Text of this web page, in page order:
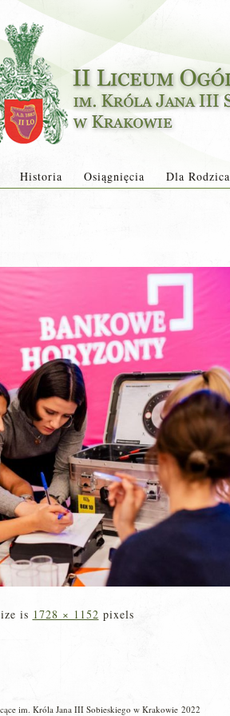
Historia Osiągnięcia Dla Rodzica
is 1728 × 1152 pixels
im. Króla Jana III Sobieskiego w Krakowie 2022